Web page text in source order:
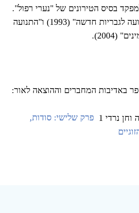
למפקד בסיס הטירונים של "נערי רפול".
נמנה על מייסדי "התנועה לגבריות חדשה" (1993) ו"התנועה
(2004).
באדיבות המחברים וההוצאה לאור:
פרק שלישי: סודות,